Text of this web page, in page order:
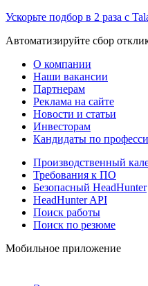
Ускорьте подбор в 2 раза с
Автоматизируйте сбор
О компании
Наши вакансии
Партнерам
Реклама на сайте
Новости и статьи
Инвесторам
Кандидаты по
Производственный
Требования к ПО
Безопасный HeadHunter
HeadHunter API
Поиск работы
Поиск по резюме
Мобильное приложение